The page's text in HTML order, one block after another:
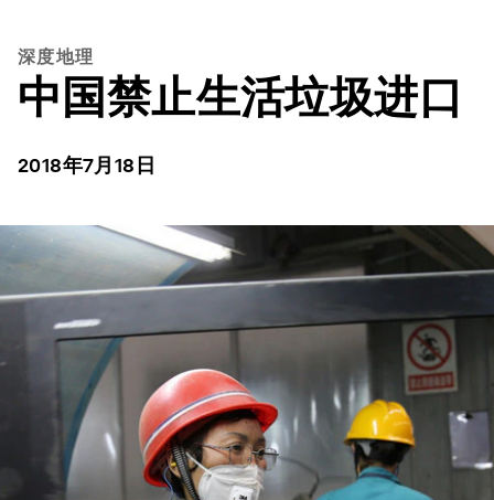
深度地理
中国禁止生活垃圾进口
2018年7月18日